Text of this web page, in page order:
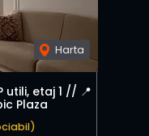
Harta
utili, etaj 1 // 📍
Plaza